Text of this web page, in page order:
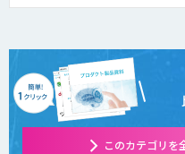
このカテゴリを